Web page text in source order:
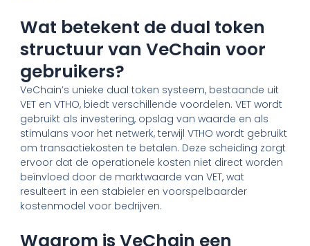
Wat betekent de dual token
structuur van VeChain voor
gebruikers?
VeChain’s unieke dual token systeem, bestaande uit
VET en VTHO, biedt verschillende voordelen. VET wordt
gebruikt als investering, opslag van waarde en als
stimulans voor het netwerk, terwijl VTHO wordt gebruikt
om transactiekosten te betalen. Deze scheiding zorgt
ervoor dat de operationele kosten niet direct worden
beïnvloed door de marktwaarde van VET, wat
resulteert in een stabieler en voorspelbaarder
kostenmodel voor bedrijven.
Waarom is VeChain een